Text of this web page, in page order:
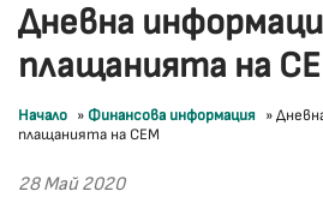
Дневна
плащанията на
Начало » Финансова информация »
плащанията на СЕМ
28 Май 2020